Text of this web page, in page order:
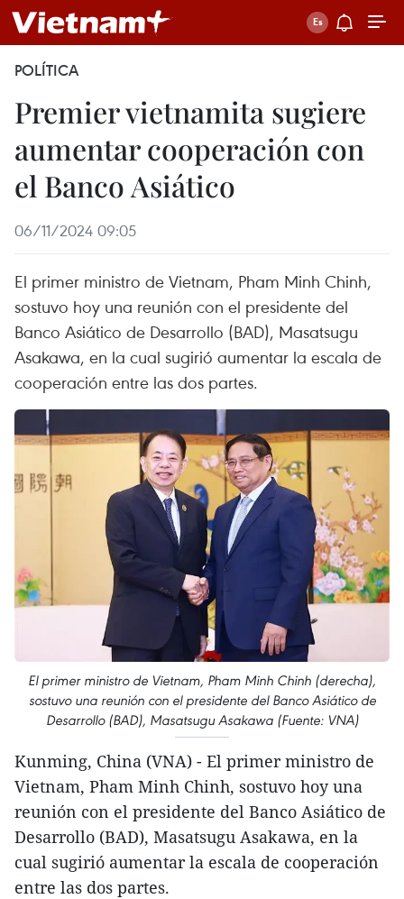
POLÍTICA
Premier vietnamita sugiere
aumentar cooperación con
el Banco Asiático
06/11/2024 09:05
El primer ministro de Vietnam, Pham Minh Chinh,
sostuvo hoy una reunión con el presidente del
Banco Asiático de Desarrollo (BAD), Masatsugu
Asakawa, en la cual sugirió aumentar la escala de
cooperación entre las dos partes.
El primer ministro de Vietnam, Pham Minh Chinh (derecha),
sostuvo una reunión con el presidente del Banco Asiático de
Desarrollo (BAD), Masatsugu Asakawa (Fuente: VNA)
Kunming, China (VNA) - El primer ministro de
Vietnam, Pham Minh Chinh, sostuvo hoy una
reunión con el presidente del Banco Asiático de
Desarrollo (BAD), Masatsugu Asakawa, en la
cual sugirió aumentar la escala de cooperación
entre las dos partes.